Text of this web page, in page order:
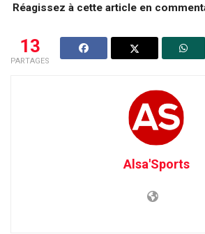
Réagissez à cette article en
13
PARTAGES
Alsa'Sports